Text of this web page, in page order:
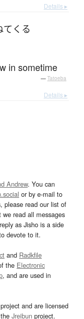
Details ▸
て くる
in sometime
— Tatoeba
Details ▸
Andrew. You can
or by e-mail to
please read our list of
read all messages
as Jisho is a side
devote to it.
and Radkfile
the Electronic
, and are used in
project and are licensed
Jreibun project.